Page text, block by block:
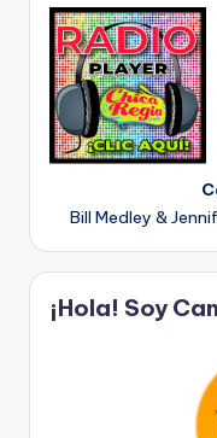
Bill Medley &
¡Hola! Soy